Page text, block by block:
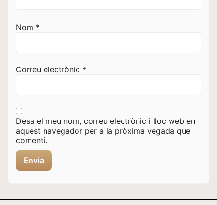
Nom *
Correu electrònic *
Desa el meu nom, correu electrònic i lloc web en
aquest navegador per a la pròxima vegada que
comenti.